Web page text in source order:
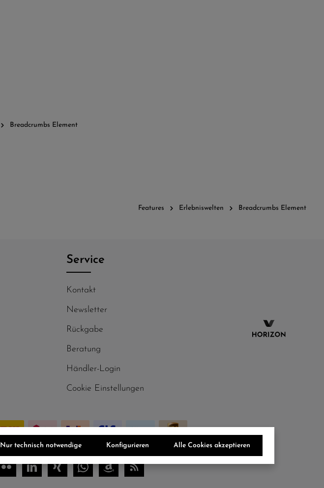
Breadcrumbs Element
Features Erlebniswelten Breadcrumbs Element
Service
Kontakt
Newsletter
Rückgabe
Beratung
Händler-Login
Cookie Einstellungen
Nur technisch notwendige Konfigurieren Alle Cookies akzeptieren